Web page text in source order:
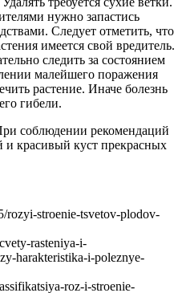
нужно запастись
Следует отметить, что
имеется свой вредитель.
следить за состоянием
малейшего поражения
растение. Иначе болезнь
гибели.
соблюдении рекомендаций
и красивый куст прекрасных
rozyi-stroenie-tsvetov-plodov-
rasteniya-i-
harakteristika-i-poleznye-
roz-i-stroenie-